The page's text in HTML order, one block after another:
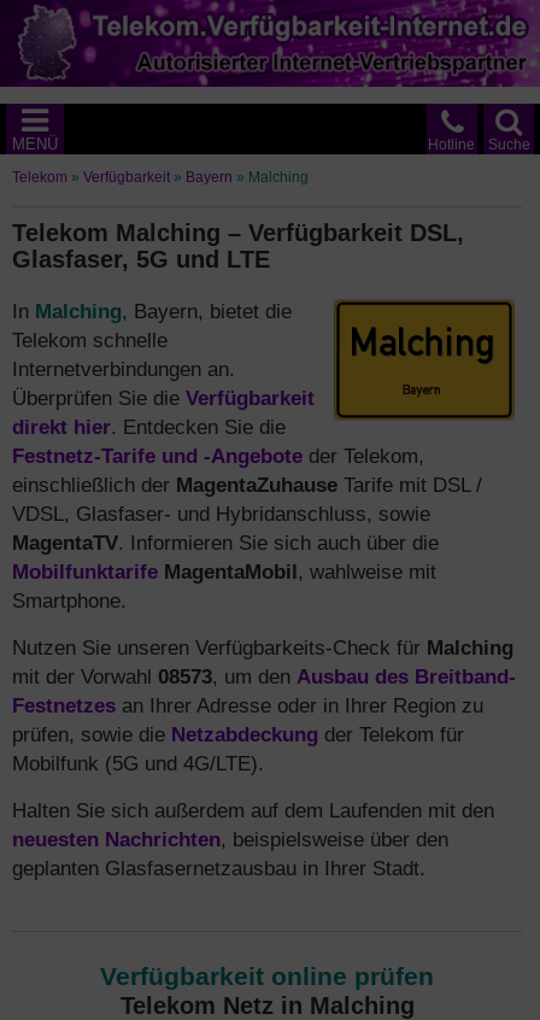
Suche
Hotline
MENÜ
Telekom » Verfügbarkeit » Bayern » Malching
Telekom Malching – Verfügbarkeit DSL,
Glasfaser, 5G und LTE
In Malching, Bayern, bietet die
Telekom schnelle
Internetverbindungen an.
Überprüfen Sie die Verfügbarkeit
direkt hier. Entdecken Sie die
Festnetz-Tarife und -Angebote der Telekom,
einschließlich der MagentaZuhause Tarife mit DSL /
VDSL, Glasfaser- und Hybridanschluss, sowie
MagentaTV. Informieren Sie sich auch über die
Mobilfunktarife MagentaMobil, wahlweise mit
Smartphone.
Nutzen Sie unseren Verfügbarkeits-Check für Malching
mit der Vorwahl 08573, um den Ausbau des Breitband-
Festnetzes an Ihrer Adresse oder in Ihrer Region zu
prüfen, sowie die Netzabdeckung der Telekom für
Mobilfunk (5G und 4G/LTE).
Halten Sie sich außerdem auf dem Laufenden mit den
neuesten Nachrichten, beispielsweise über den
geplanten Glasfasernetzausbau in Ihrer Stadt.
Verfügbarkeit online prüfen
Telekom Netz in Malching